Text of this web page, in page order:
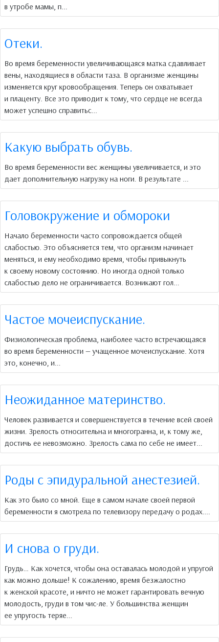
в утробе мамы, п...
Отеки.
Во время беременности увеличивающаяся матка сдавливает
вены, находящиеся в области таза. В организме женщины
изменяется круг кровообращения. Теперь он охватывает
и плаценту. Все это приводит к тому, что сердце не всегда
может успешно справитьс...
Какую выбрать обувь.
Во время беременности вес женщины увеличивается, и это
дает дополнительную нагрузку на ноги. В результате ...
Головокружение и обмороки
Начало беременности часто сопровождается общей
слабостью. Это объясняется тем, что организм начинает
меняться, и ему необходимо время, чтобы привыкнуть
к своему новому состоянию. Но иногда одной только
слабостью дело не ограничивается. Возникают гол...
Частое мочеиспускание.
Физиологическая проблема, наиболее часто встречающаяся
во время беременности — учащенное мочеиспускание. Хотя
это, конечно, и...
Неожиданное материнство.
Человек развивается и совершенствуется в течение всей своей
жизни. Зрелость относительна и многогранна, и, к тому же,
достичь ее невозможно. Зрелость сама по себе не имеет...
Роды с эпидуральной анестезией.
Как это было со мной. Еще в самом начале своей первой
беременности я смотрела по телевизору передачу о родах....
И снова о груди.
Грудь… Как хочется, чтобы она оставалась молодой и упругой
как можно дольше! К сожалению, время безжалостно
к женской красоте, и ничто не может гарантировать вечную
молодость, груди в том чис-ле. У большинства женщин
ее упругость теряе...